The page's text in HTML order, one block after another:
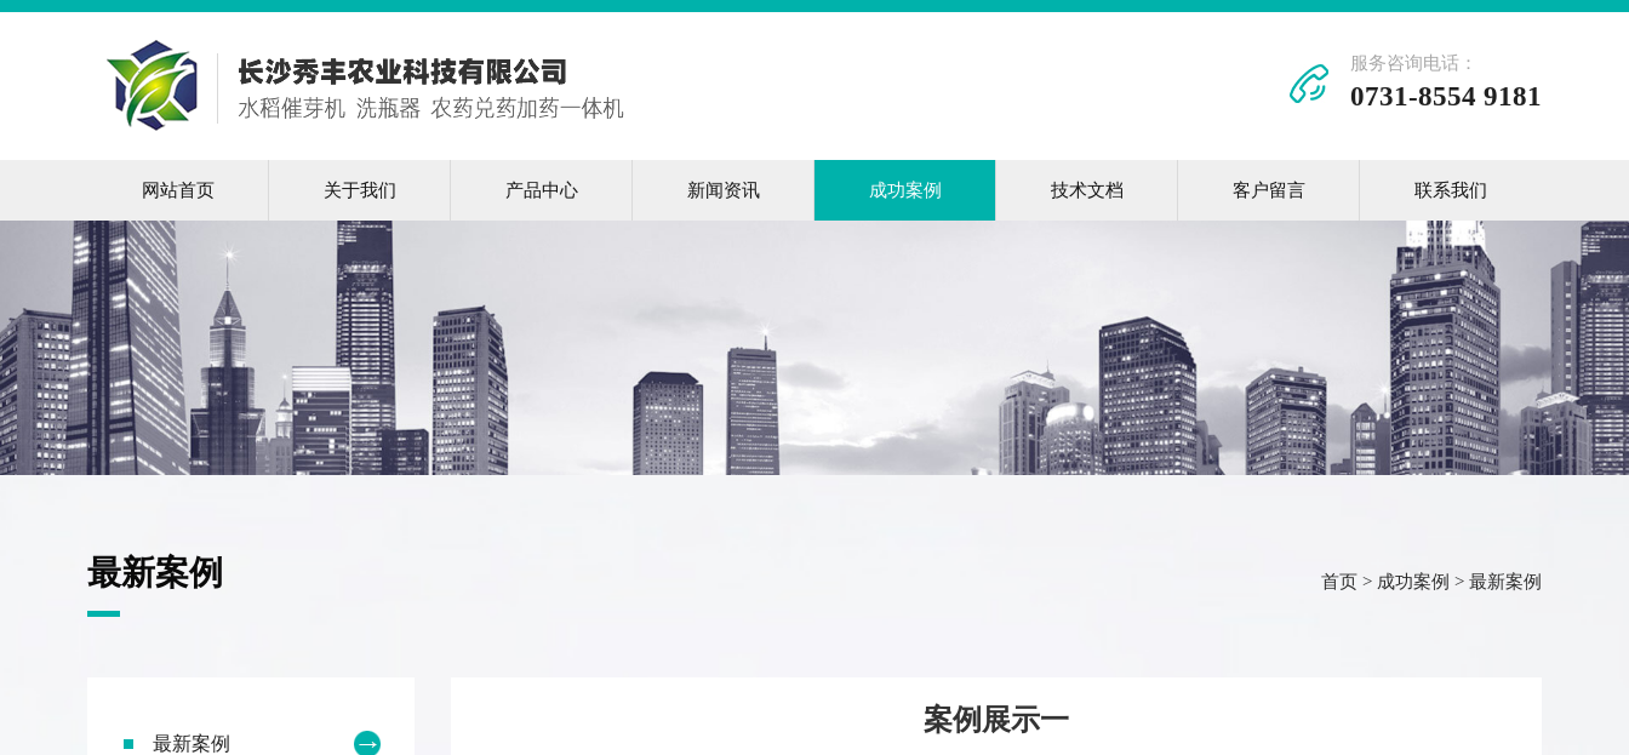
服务咨询电话：
0731-8554 9181
网站首页 关于我们 产品中心 新闻资讯 成功案例 技术文档 客户留言 联系我们
最新案例 首页 > 成功案例 > 最新案例
最新案例
案例展示一